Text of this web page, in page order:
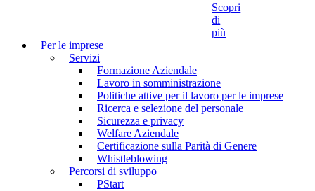
Scopri
di
più
Per le imprese
Servizi
Formazione Aziendale
Lavoro in somministrazione
Politiche attive per il lavoro per le imprese
Ricerca e selezione del personale
Sicurezza e privacy
Welfare Aziendale
Certificazione sulla Parità di Genere
Whistleblowing
Percorsi di sviluppo
PStart